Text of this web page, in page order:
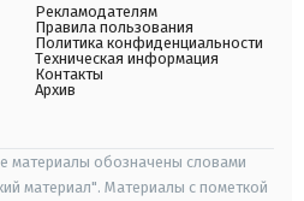
Рекламодателям
Правила пользования
Политика конфиденциальности
Техническая информация
Контакты
Архив
материалы обозначены словами
материал". Материалы с пометкой